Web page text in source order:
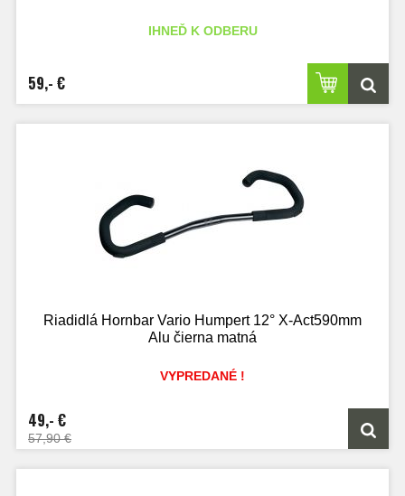
IHNEĎ K ODBERU
59,- €
Riadidlá Hornbar Vario Humpert 12° X-Act590mm
Alu čierna matná
VYPREDANÉ !
49,- €
57,90 €